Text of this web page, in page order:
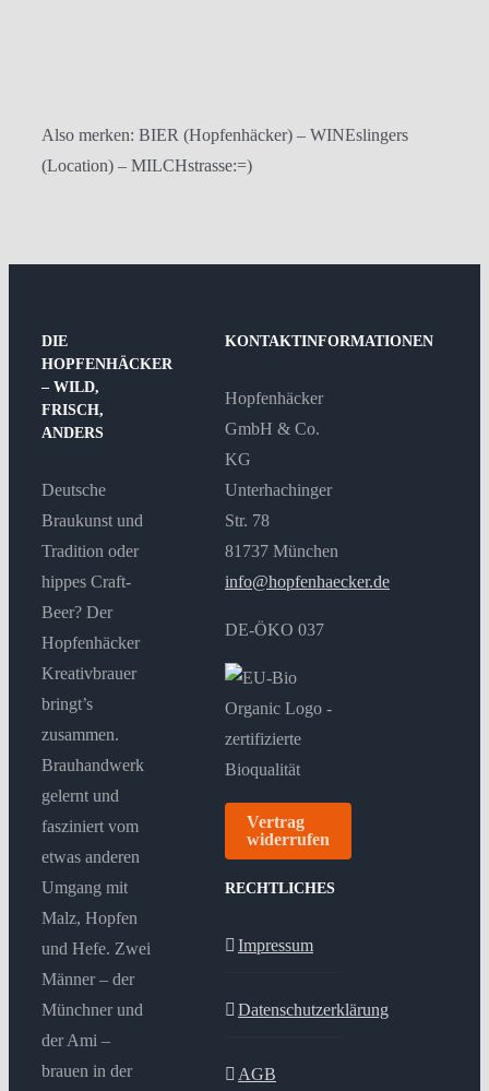
Also merken: BIER (Hopfenhäcker) – WINEslingers
(Location) – MILCHstrasse:=)
DIE
HOPFENHÄCKER
– WILD,
FRISCH,
ANDERS
Deutsche
Braukunst und
Tradition oder
hippes Craft-
Beer? Der
Hopfenhäcker
Kreativbrauer
bringt’s
zusammen.
Brauhandwerk
gelernt und
fasziniert vom
etwas anderen
Umgang mit
Malz, Hopfen
und Hefe. Zwei
Männer – der
Münchner und
der Ami –
brauen in der
KONTAKTINFORMATIONEN
Hopfenhäcker
GmbH & Co.
KG
Unterhachinger
Str. 78
81737 München
info@hopfenhaecker.de
DE-ÖKO 037
Vertrag
widerrufen
RECHTLICHES
Impressum
Datenschutzerklärung
AGB